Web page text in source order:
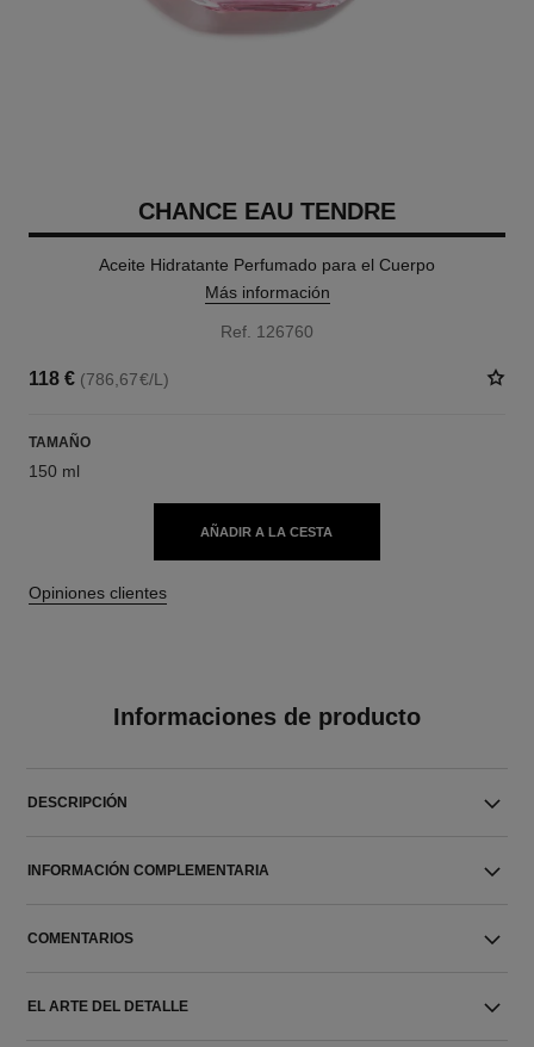
CHANCE EAU TENDRE
Aceite Hidratante Perfumado para el Cuerpo
Más información
Ref. 126760
118 € (786,67€/L)
TAMAÑO
150 ml
AÑADIR A LA CESTA
Opiniones clientes
Informaciones de producto
DESCRIPCIÓN
INFORMACIÓN COMPLEMENTARIA
COMENTARIOS
EL ARTE DEL DETALLE